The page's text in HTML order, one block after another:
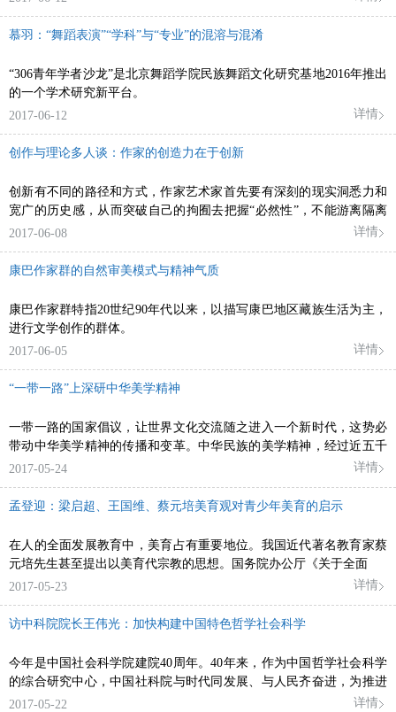
慕羽：“舞蹈表演”“学科”与“专业”的混溶与混淆
“306青年学者沙龙”是北京舞蹈学院民族舞蹈文化研究基地2016年推出
的一个学术研究新平台。
2017-06-12
详情
创作与理论多人谈：作家的创造力在于创新
创新有不同的路径和方式，作家艺术家首先要有深刻的现实洞悉力和
宽广的历史感，从而突破自己的拘囿去把握“必然性”，不能游离隔离
在生活之外
2017-06-08 详情
康巴作家群的自然审美模式与精神气质
康巴作家群特指20世纪90年代以来，以描写康巴地区藏族生活为主，
进行文学创作的群体。
2017-06-05
详情
“一带一路”上深研中华美学精神
一带一路的国家倡议，让世界文化交流随之进入一个新时代，这势必
带动中华美学精神的传播和变革。中华民族的美学精神，经过近五千
年的涵
2017-05-24 详情
孟登迎：梁启超、王国维、蔡元培美育观对青少年美育的启示
在人的全面发展教育中，美育占有重要地位。我国近代著名教育家蔡
元培先生甚至提出以美育代宗教的思想。国务院办公厅《关于全面
2017-05-23
详情
访中科院院长王伟光：加快构建中国特色哲学社会科学
今年是中国社会科学院建院40周年。40年来，作为中国哲学社会科学
的综合研究中心，中国社科院与时代同发展、与人民齐奋进，为推进
马克思主义中国化、繁荣发展我国哲学社会科学做出了重要贡献。
2017-05-22 详情